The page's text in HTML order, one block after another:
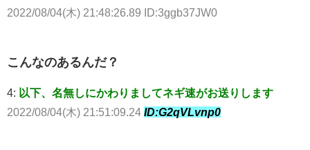
2022/08/04(木) 21:48:26.89 ID:3ggb37JW0
こんなのあるんだ？
4: 以下、名無しにかわりましてネギ速がお送りします
2022/08/04(木) 21:51:09.24 ID:G2qVLvnp0